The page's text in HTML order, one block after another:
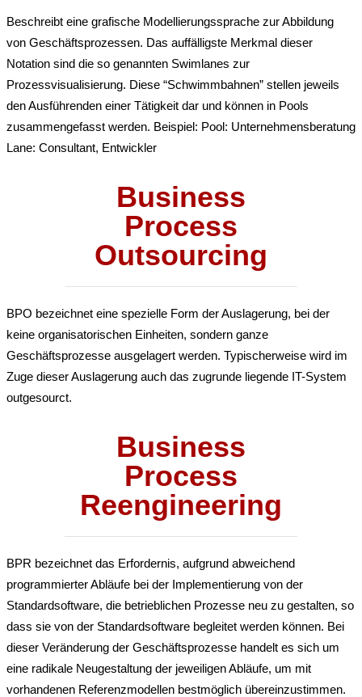
Beschreibt eine grafische Modellierungssprache zur Abbildung
von Geschäftsprozessen. Das auffälligste Merkmal dieser
Notation sind die so genannten Swimlanes zur
Prozessvisualisierung. Diese “Schwimmbahnen” stellen jeweils
den Ausführenden einer Tätigkeit dar und können in Pools
zusammengefasst werden. Beispiel: Pool: Unternehmensberatung
Lane: Consultant, Entwickler
Business
Process
Outsourcing
BPO bezeichnet eine spezielle Form der Auslagerung, bei der
keine organisatorischen Einheiten, sondern ganze
Geschäftsprozesse ausgelagert werden. Typischerweise wird im
Zuge dieser Auslagerung auch das zugrunde liegende IT-System
outgesourct.
Business
Process
Reengineering
BPR bezeichnet das Erfordernis, aufgrund abweichend
programmierter Abläufe bei der Implementierung von der
Standardsoftware, die betrieblichen Prozesse neu zu gestalten, so
dass sie von der Standardsoftware begleitet werden können. Bei
dieser Veränderung der Geschäftsprozesse handelt es sich um
eine radikale Neugestaltung der jeweiligen Abläufe, um mit
vorhandenen Referenzmodellen bestmöglich übereinzustimmen.